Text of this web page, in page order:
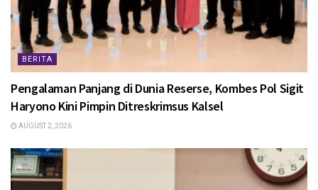
BERITA
Pengalaman Panjang di Dunia Reserse, Kombes Pol Sigit
Haryono Kini Pimpin Ditreskrimsus Kalsel
AUGUST 2, 2026